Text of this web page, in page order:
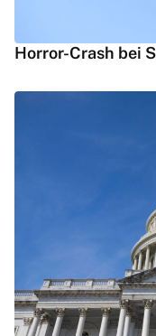
Horror-Crash bei